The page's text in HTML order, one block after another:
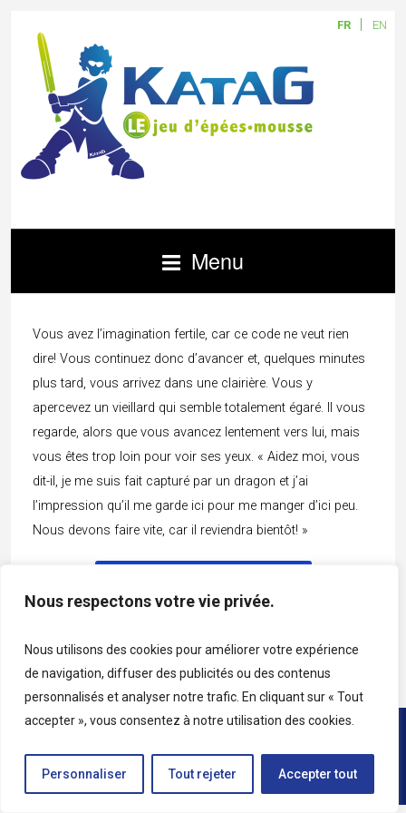
Nous respectons votre vie privée.
Nous utilisons des cookies pour améliorer votre expérience
de navigation, diffuser des publicités ou des contenus
personnalisés et analyser notre trafic. En cliquant sur « Tout
accepter », vous consentez à notre utilisation des cookies.
Personnaliser Tout rejeter Accepter tout
FR EN
Menu
Vous avez l’imagination fertile, car ce code ne veut rien
dire! Vous continuez donc d’avancer et, quelques minutes
plus tard, vous arrivez dans une clairière. Vous y
apercevez un vieillard qui semble totalement égaré. Il vous
regarde, alors que vous avancez lentement vers lui, mais
vous êtes trop loin pour voir ses yeux. « Aidez moi, vous
dit-il, je me suis fait capturé par un dragon et j’ai
l’impression qu’il me garde ici pour me manger d’ici peu.
Nous devons faire vite, car il reviendra bientôt! »